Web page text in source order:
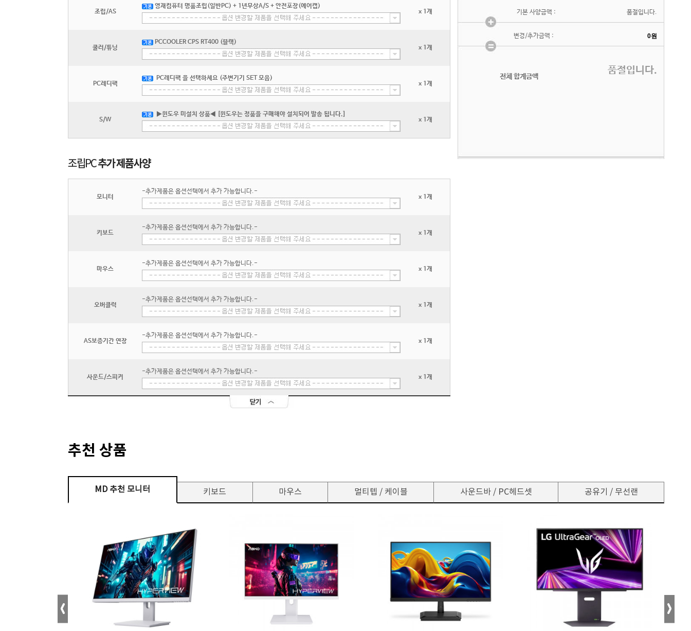
조립/AS
영재컴퓨터 명품조립(일반PC) + 1년무상A/S + 안전포장(에어캡)
x 1개
쿨러/튜닝
PCCOOLER CPS RT400 (블랙)
x 1개
PC레디팩
PC레디팩 을 선택하세요 (주변기기 SET 모음)
x 1개
S/W
▶윈도우 미설치 상품◀ [윈도우는 정품을 구매해야 설치되어 발송 됩니다.]
x 1개
모니터
-추가제품은 옵션선택에서 추가 가능합니다.-
x 1개
키보드
-추가제품은 옵션선택에서 추가 가능합니다.-
x 1개
마우스
-추가제품은 옵션선택에서 추가 가능합니다.-
x 1개
오버클럭
-추가제품은 옵션선택에서 추가 가능합니다.-
x 1개
AS보증기간 연장
-추가제품은 옵션선택에서 추가 가능합니다.-
x 1개
사운드/스피커
-추가제품은 옵션선택에서 추가 가능합니다.-
x 1개
기본 사양금액 : 품절입니다.
변경/추가금액 :
전체 합계금액
품절입니다.
추천 상품
MD 추천 모니터 키보드 마우스 멀티텝 / 케이블 사운드바 / PC헤드셋 공유기 / 무선랜